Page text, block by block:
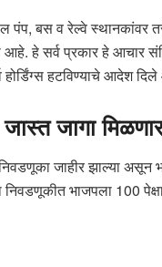
पंप, बस व रेल्वे स्थानकांवर
आहे. हे सर्व प्रकार हे
होर्डिंग्स हटविण्याचे आदेश
जागा
निवडणूका जाहीर झाल्या
निवडणूकीत भाजपला 100